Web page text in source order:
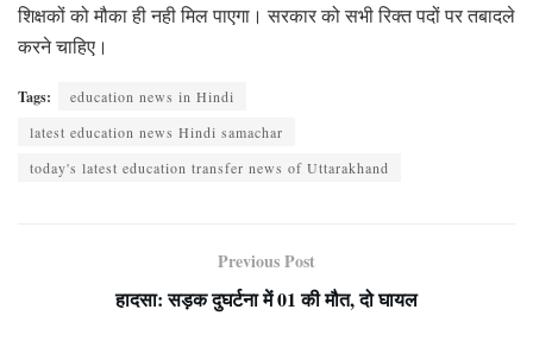
शिक्षकों को मौका ही नही मिल पाएगा। सरकार को सभी रिक्त पदों पर तबादले
करने चाहिए।
Tags:
education news in Hindi
latest education news Hindi samachar
today's latest education transfer news of Uttarakhand
Previous Post
हादसा: सड़क दुघर्टना में 01 की मौत, दो घायल